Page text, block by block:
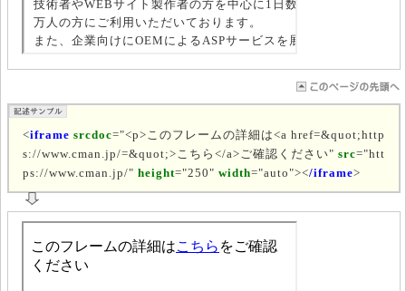
<iframe srcdoc="<p>このフレームの詳細は<a href=&quot;http
s://www.cman.jp/=&quot;>こちら</a>ご確認ください" src="htt
ps://www.cman.jp/" height="250" width="auto"></iframe>